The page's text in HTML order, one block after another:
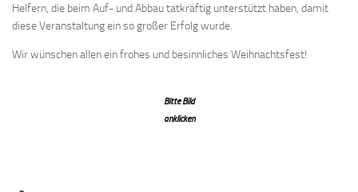
Helfern, die beim Auf- und Abbau tatkräftig unterstützt haben, damit
diese Veranstaltung ein so großer Erfolg wurde.
Wir wünschen allen ein frohes und besinnliches Weihnachtsfest!
Bitte Bild
anklicken